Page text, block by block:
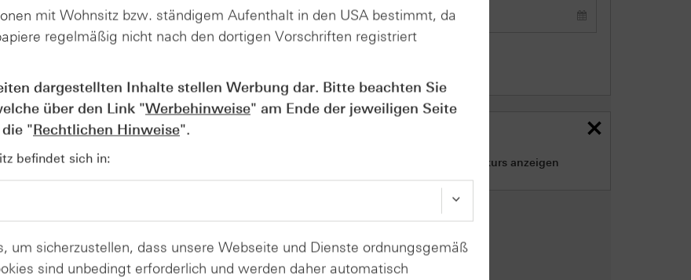
Basispreis
Nur Produkte mit Briefkurs anzeigen
mit Wohnsitz bzw. ständigem Aufenthalt in den USA bestimmt, da
regelmäßig nicht nach den dortigen Vorschriften registriert
dargestellten Inhalte stellen Werbung dar. Bitte beachten Sie
über den Link "Werbehinweise" am Ende der jeweiligen Seite
"Rechtlichen Hinweise".
befindet sich in:
um sicherzustellen, dass unsere Webseite und Dienste ordnungsgemäß
sind unbedingt erforderlich und werden daher automatisch